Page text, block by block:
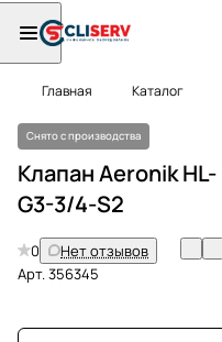
Главная Каталог
Снято с производства
Клапан Aeronik HL-
G3-3/4-S2
0
Нет отзывов
Арт.356345